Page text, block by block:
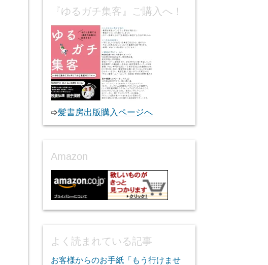
『ゆるガチ集客』ご購入へ！
➩髪書房出版購入ページへ
Amazon
よく読まれている記事
お客様からのお手紙「もう行けませ